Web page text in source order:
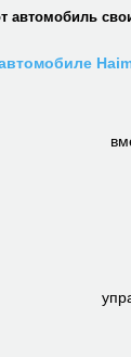
автомобиль